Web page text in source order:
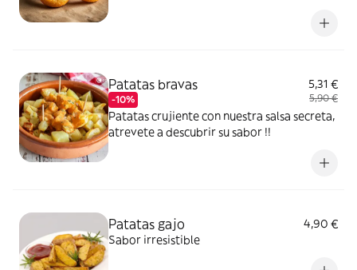
Patatas bravas
-10%
5,31 €
5,90 €
Patatas crujiente con nuestra salsa secreta,
atrevete a descubrir su sabor !!
Patatas gajo
4,90 €
Sabor irresistible